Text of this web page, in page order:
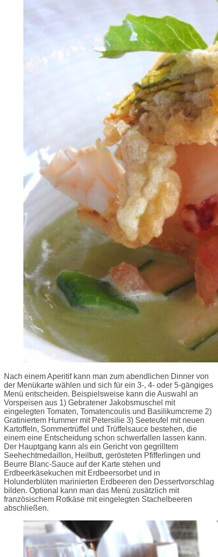
Nach einem Aperitif kann man zum abendlichen Dinner von
der Menükarte wählen und sich für ein 3-, 4- oder 5-gängiges
Menü entscheiden. Beispielsweise kann die Auswahl an
Vorspeisen aus 1) Gebratener Jakobsmuschel mit
eingelegten Tomaten, Tomatencoulis und Basilikumcreme 2)
Gratiniertem Hummer mit Petersilie 3) Seeteufel mit neuen
Kartoffeln, Sommertrüffel und Trüffelsauce bestehen, die
einem eine Entscheidung schon schwerfallen lassen kann.
Der Hauptgang kann als ein Gericht von gegrilltem
Seehechtmedaillon, Heilbutt, gerösteten Pfifferlingen und
Beurre Blanc-Sauce auf der Karte stehen und
Erdbeerkäsekuchen mit Erdbeersorbet und in
Holunderblüten marinierten Erdbeeren den Dessertvorschlag
bilden. Optional kann man das Menü zusätzlich mit
französischem Rotkäse mit eingelegten Stachelbeeren
abschließen.